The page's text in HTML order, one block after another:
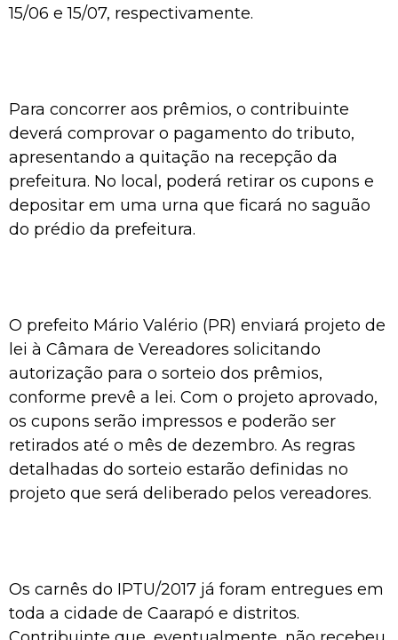
15/06 e 15/07, respectivamente.
Para concorrer aos prêmios, o contribuinte
deverá comprovar o pagamento do tributo,
apresentando a quitação na recepção da
prefeitura. No local, poderá retirar os cupons e
depositar em uma urna que ficará no saguão
do prédio da prefeitura.
O prefeito Mário Valério (PR) enviará projeto de
lei à Câmara de Vereadores solicitando
autorização para o sorteio dos prêmios,
conforme prevê a lei. Com o projeto aprovado,
os cupons serão impressos e poderão ser
retirados até o mês de dezembro. As regras
detalhadas do sorteio estarão definidas no
projeto que será deliberado pelos vereadores.
Os carnês do IPTU/2017 já foram entregues em
toda a cidade de Caarapó e distritos.